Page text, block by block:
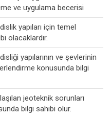
ve uygulama becerisi
yapıları için temel
olacaklardır.
yapılarının ve şevlerinin
konusunda bilgi
jeoteknik sorunları
bilgi sahibi olur.